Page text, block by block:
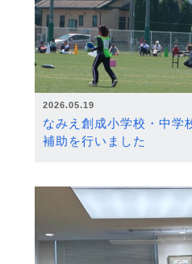
2026.05.19
なみえ創成小学校・中学
補助を行いました